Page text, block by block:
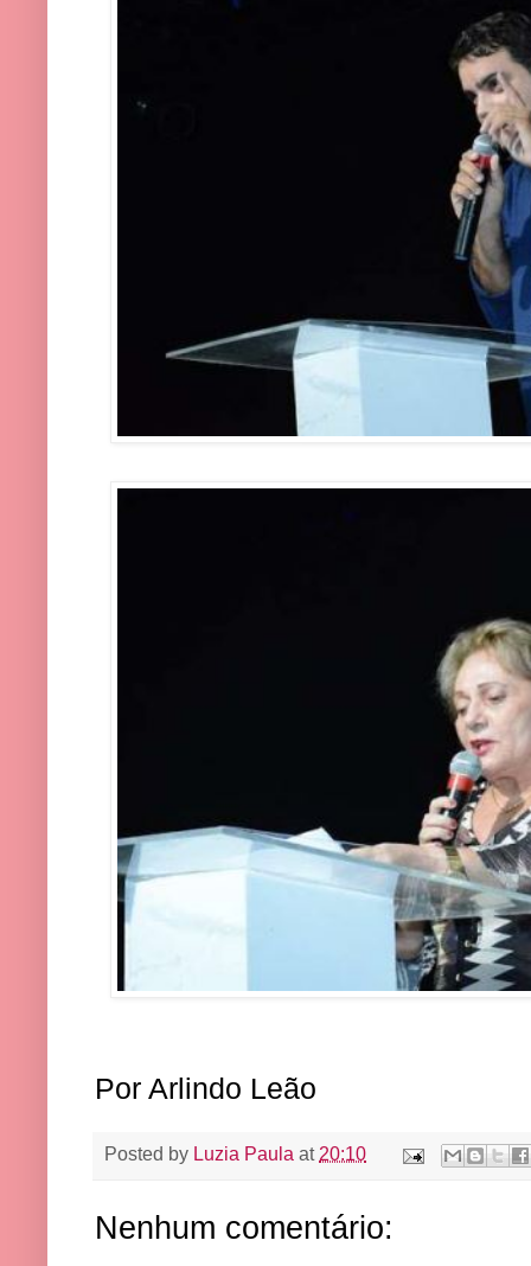
Por Arlindo Leão
Posted by Luzia Paula at 20:10
Nenhum comentário: